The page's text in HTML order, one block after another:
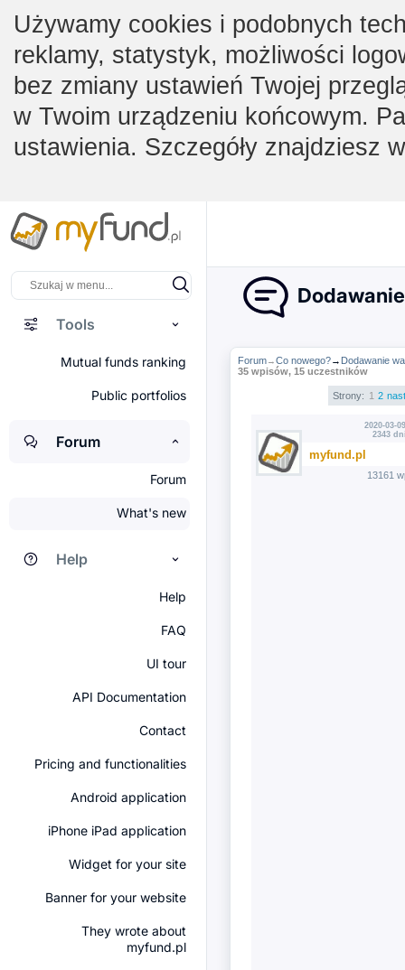
Używamy cookies i podobnych
reklamy, statystyk, możliwości
bez zmiany ustawień Twojej
w Twoim urządzeniu końcowym.
ustawienia. Szczegóły znajdziesz
Tools
Mutual funds ranking
Public portfolios
Forum
Forum
What's new
Help
Help
FAQ
UI tour
API Documentation
Contact
Pricing and functionalities
Android application
iPhone iPad application
Widget for your site
Banner for your website
They wrote about
myfund.pl
Forum→Co nowego?→ Dodawanie
35 wpisów, 15 uczestników
Strony: 1 2
2020-03-
2343
myfund.pl
13161